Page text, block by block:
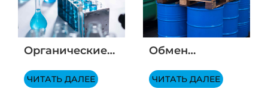
Органические
Полное
ЧИТАТЬ ДАЛЕЕ
Обмен
области γ-
ЧИТАТЬ ДАЛЕЕ